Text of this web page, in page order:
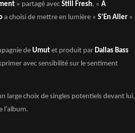
» partagé avec Still Fresh, « A
a choisi de mettre en lumière « S’En Aller »
de Umut et produit par Dallas Bass
avec sensibilité sur le sentiment
large choix de singles potentiels devant lui,
l’album.